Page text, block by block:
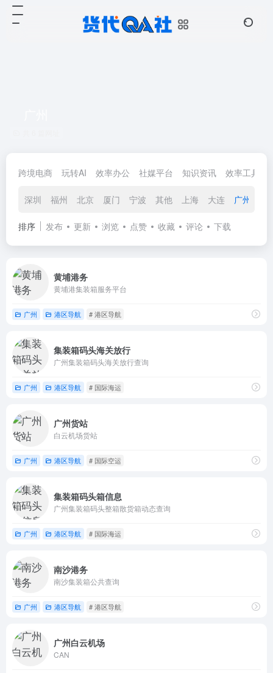
跨境电商 玩转AI 效率办公 社媒平台 知识资讯 效率工具
深圳 福州 北京 厦门 宁波 其他 上海 大连 广州
排序 发布 更新 浏览 点赞 收藏 评论 下载
黄埔港务
黄埔港集装箱服务平台
广州 港区导航 # 港区导航
集装箱码头海关放行
广州集装箱码头海关放行查询
广州 港区导航 # 国际海运
广州货站
白云机场货站
广州 港区导航 # 国际空运
集装箱码头箱信息
广州集装箱码头整箱散货箱动态查询
广州 港区导航 # 国际海运
南沙港务
南沙集装箱公共查询
广州 港区导航 # 港区导航
广州白云机场
CAN